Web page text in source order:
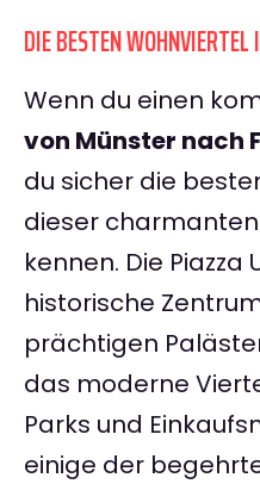
DIE BESTEN WOHNVIERTEL
Wenn du einen
von Münster nach
du sicher die
dieser
kennen. Die Piazza
historische
prächtigen
das moderne
Parks und
einige der